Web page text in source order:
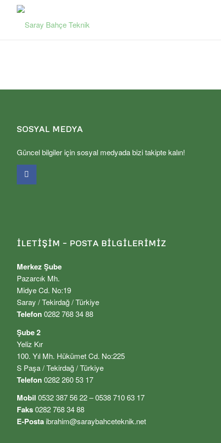
SOSYAL MEDYA
Güncel bilgiler için sosyal medyada bizi takipte kalın!
İLETIŞIM – POSTA BILGILERIMIZ
Merkez Şube
Pazarcık Mh.
Midye Cd. No:19
Saray / Tekirdağ / Türkiye
Telefon0282 768 34 88
Şube 2
Yeliz Kır
100. Yıl Mh. Hükümet Cd. No:225
S Paşa / Tekirdağ / Türkiye
Telefon0282 260 53 17
Mobil 0532 387 56 22 – 0538 710 63 17
Faks0282 768 34 88
E-Posta ibrahim@saraybahceteknik.net